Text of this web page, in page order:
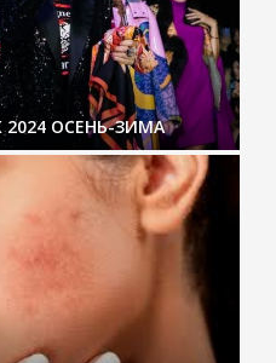
2024 ОСЕНЬ-ЗИМА